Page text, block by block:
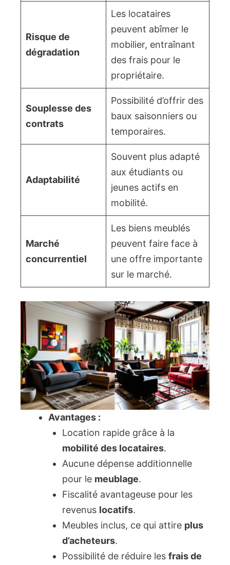
Risque de
dégradation
Les locataires
peuvent abîmer le
mobilier, entraînant
des frais pour le
propriétaire.
Souplesse des
contrats
Possibilité d’offrir des
baux saisonniers ou
temporaires.
Adaptabilité
Souvent plus adapté
aux étudiants ou
jeunes actifs en
mobilité.
Marché
concurrentiel
Les biens meublés
peuvent faire face à
une offre importante
sur le marché.
Avantages :
Location rapide grâce à la
mobilité des locataires.
Aucune dépense additionnelle
pour le meublage.
Fiscalité avantageuse pour les
revenus locatifs.
Meubles inclus, ce qui attire plus
d’acheteurs.
Possibilité de réduire les frais de